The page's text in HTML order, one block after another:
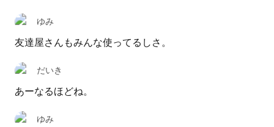
ゆみ
友達屋さんもみんな使ってるしさ。
だいき
あーなるほどね。
ゆみ